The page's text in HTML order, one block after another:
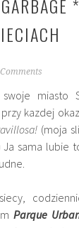
miasto
kazdej
(moja
Ja sama lubie
Parque